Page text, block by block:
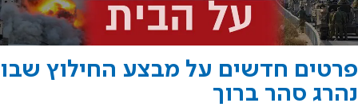
פרטים חדשים על מבצע החילוץ שבו
נהרג סהר ברוך